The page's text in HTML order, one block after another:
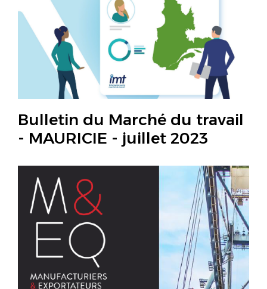
Bulletin du Marché du travail
- MAURICIE - juillet 2023